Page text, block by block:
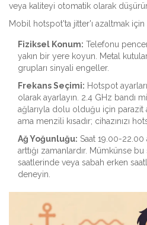
veya kaliteyi otomatik olarak
Mobil hotspot'ta jitter'ı azaltmak için
Fiziksel Konum: Telefonu
yakın bir yere koyun. Metal
grupları sinyali engeller.
Frekans Seçimi: Hotspot
olarak ayarlayın. 2.4 GHz bandı
ağlarıyla dolu olduğu için parazit
ama menzili kısadır; cihazınızı
Ağ Yoğunluğu: Saat 19.00-
arttığı zamanlardır. Mümkünse
saatlerinde veya sabah erken
deneyin.